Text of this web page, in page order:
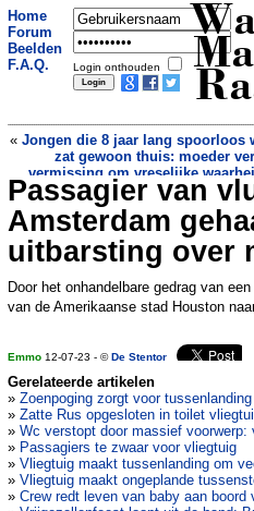
Home
Forum
Beelden
F.A.Q.
Login onthouden
« Jongen die 8 jaar lang spoorloos
zat gewoon thuis: moeder
vermissing om vreselijke
Hoge
Passagier van
Amsterdam
uitbarsting over
Door het onhandelbare gedrag van
van de Amerikaanse stad Houston
Emmo 12-07-23 - ©De Stentor
Gerelateerde artikelen
» Zoenpoging zorgt voor tussenlanding
» Zatte Rus opgesloten in toilet
» Wc verstopt door massief
» Passagiers te zwaar voor vliegtuig
» Vliegtuig maakt tussenlanding om
» Vliegtuig maakt ongeplande
» Crew redt leven van baby aan boord